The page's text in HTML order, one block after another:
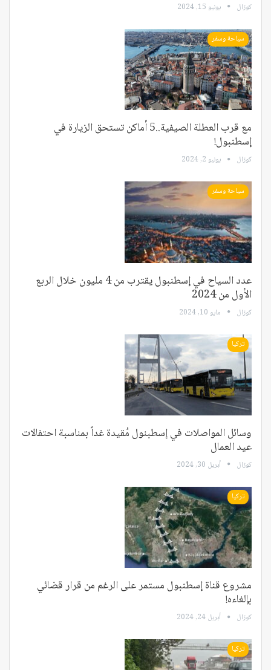
كوزال يونيو 15, 2024
سياحة وسفر
مع قرب العطلة الصيفية..5 أماكن تستحق الزيارة في
إسطنبول!
كوزال يونيو 2, 2024
سياحة وسفر
عدد السياح في إسطنبول يقترب من 4 مليون خلال الربع
الأول من 2024
كوزال مايو 10, 2024
تركيا
وسائل المواصلات في إسطبنول مُقيدة غداً بمناسبة احتفالات
عيد العمال
كوزال أبريل 30, 2024
تركيا
مشروع قناة إسطنبول مستمر على الرغم من قرار قضائي
بإلغاءه!
كوزال أبريل 24, 2024
تركيا